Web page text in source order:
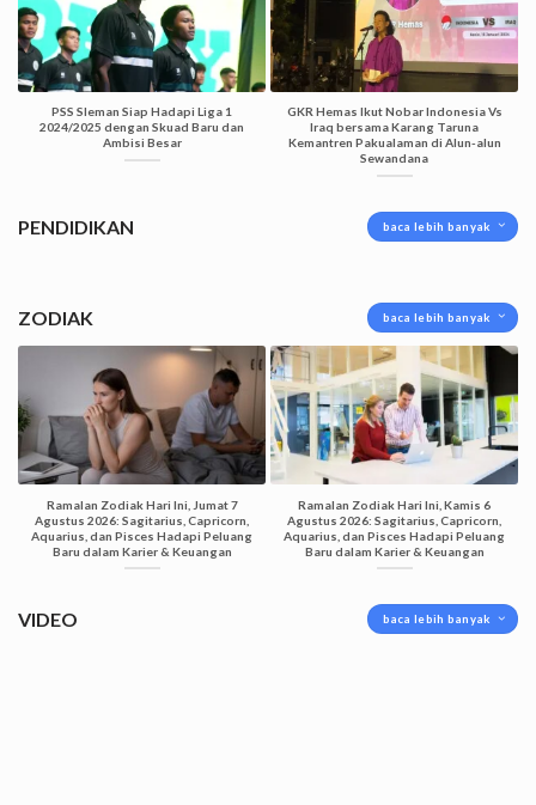
PSS Sleman Siap Hadapi Liga 1
2024/2025 dengan Skuad Baru dan
Ambisi Besar
GKR Hemas Ikut Nobar Indonesia Vs
Iraq bersama Karang Taruna
Kemantren Pakualaman di Alun-alun
Sewandana
PENDIDIKAN baca lebih banyak
ZODIAK baca lebih banyak
Ramalan Zodiak Hari Ini, Jumat 7
Agustus 2026: Sagitarius, Capricorn,
Aquarius, dan Pisces Hadapi Peluang
Baru dalam Karier & Keuangan
Ramalan Zodiak Hari Ini, Kamis 6
Agustus 2026: Sagitarius, Capricorn,
Aquarius, dan Pisces Hadapi Peluang
Baru dalam Karier & Keuangan
VIDEO baca lebih banyak